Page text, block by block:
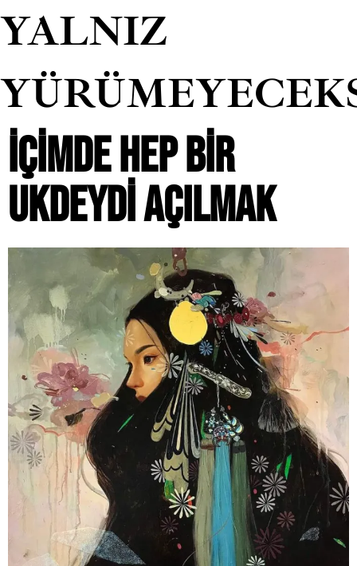
YALNIZ
İÇIMDE HEP BIR
UKDEYDI AÇILMAK